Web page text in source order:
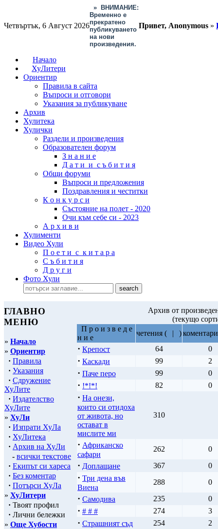
Четвъртък, 6 Август 2026
»
ВНИМАНИЕ:
Временно е
прекратено
публикуването
на нови
произведения.
Привет, Anonymous »
Начало
ХуЛитери
Ориентир
Правила в сайта
Въпроси и отговори
Указания за публикуване
Архив
Хулитека
Хулички
Раздели и произведения
Образователен форум
З н а н и е
Д а т и и с ъ б и т и я
Общи форуми
Въпроси и предложения
Поздравления и честитки
К о н к у р с и
Състояние на полет - 2020
Очи към себе си - 2023
А р х и в и
Хулименти
Видео Хули
П о е т и с к и т а р а
С ъ б и т и я
Д р у г и
Фото Хули
ГЛАВНО
МЕНЮ
» Начало
» Ориентир
· Правила
· Указания
· Сдружение
ХуЛите
· Издателство
ХуЛите
» ХуЛи
· Изпрати ХуЛа
· ХуЛитека
· Архив на ХуЛи
- всички текстове
· Екипът си хареса
· Без коментар
· Потърси ХуЛа
» ХуЛитери
· Твоят профил
· Лични бележки
» Още Хубости
Архив от
(текущо
П р о и з в е д е
н и е
четения ( | )коментари
· Крепост 64 0
· Каскади 99 2
· Паче перо 99 0
· !*!*! 82 0
· На онези,
които си отидоха
от живота, но
остават в
мислите ми
310
· Африканско
сафари
262 0
· Доплащане 367 0
· Три дена във
Виена
288 0
· Самодива 235 0
· # # # 274 3
· Страшният съд 254 2